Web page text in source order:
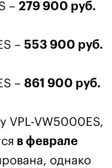
– 279 900 руб.
– 553 900 руб.
– 861 900 руб.
VPL-VW5000ES,
в феврале
однако